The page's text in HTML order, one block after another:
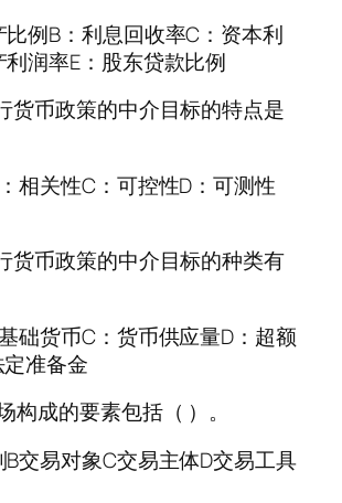
例B：利息回收率C：资本利
润率E：股东贷款比例
货币政策的中介目标的特点是
相关性C：可控性D：可测性
货币政策的中介目标的种类有
础货币C：货币供应量D：超额
准备金
构成的要素包括（ ）。
交易对象C交易主体D交易工具